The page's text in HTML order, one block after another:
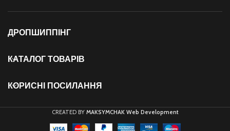
ДРОПШИППІНГ
КАТАЛОГ ТОВАРІВ
КОРИСНІ ПОСИЛАННЯ
CREATED BY MAKSYMCHAK Web Development